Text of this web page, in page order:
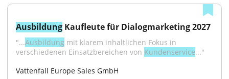
Ausbildung Kaufleute für Dialogmarketing 2027
"...Ausbildung mit klarem inhaltlichen Fokus in
verschiedenen Einsatzbereichen von Kundenservice..."
Vattenfall Europe Sales GmbH